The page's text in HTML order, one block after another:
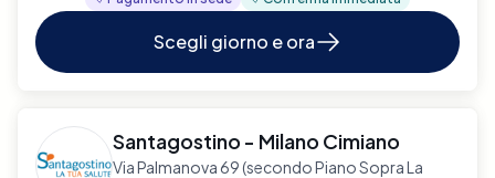
Scegli giorno e ora
Santagostino - Milano Cimiano
Via Palmanova 69 (secondo Piano Sopra La